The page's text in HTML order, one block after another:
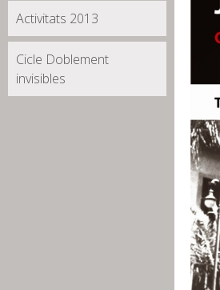
Activitats 2013
Cicle Doblement
invisibles